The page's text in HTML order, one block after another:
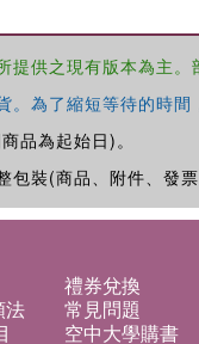
供之現有版本為主
為了縮短等待的時
品為起始日)。
裝(商品、附件、發
禮券兌換
法 常見問題
空中大學購書